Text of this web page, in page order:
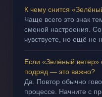
К чему снится
Чаще всего это знак
сменой настроения.
чувствуете, но ещё не
Если «Зелёный ветер»
подряд — это важно?
Да. Повтор обычно
процессе. Начните с